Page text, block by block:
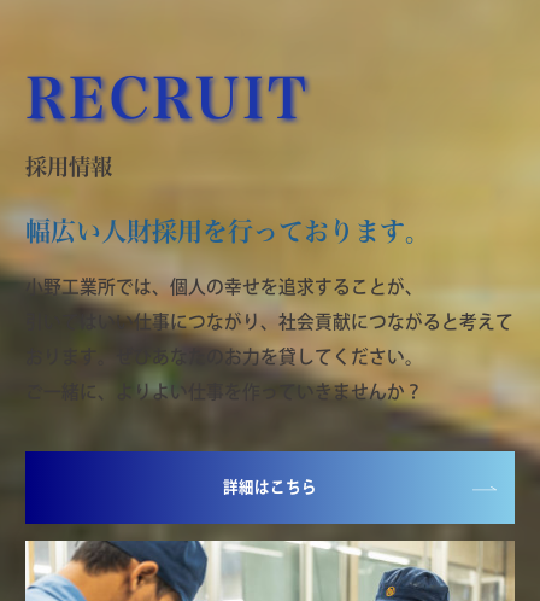
RECRUIT
採用情報
幅広い人財採用を行っております。
小野工業所では、個人の幸せを追求することが、
引いてはいい仕事につながり、社会貢献につながると考えて
おります。ぜひあなたのお力を貸してください。
ご一緒に、よりよい仕事を作っていきませんか？
詳細はこちら